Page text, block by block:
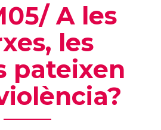
A les
les
pateixen